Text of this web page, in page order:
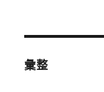
彙整